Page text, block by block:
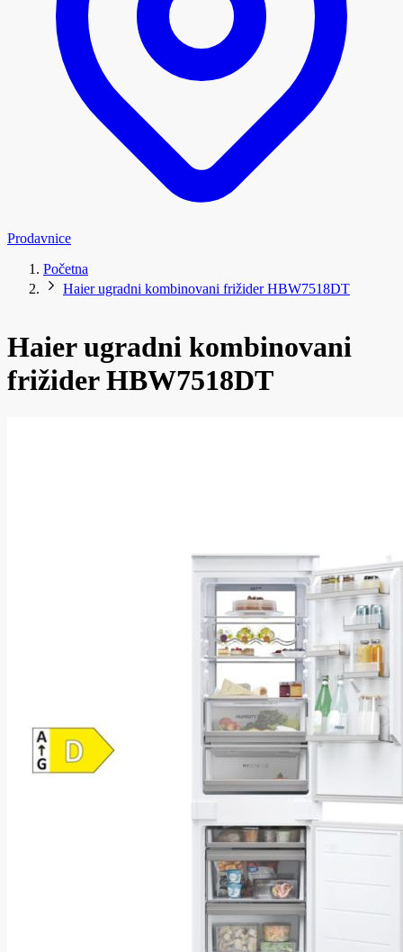
Prodavnice
Početna
Haier ugradni kombinovani frižider HBW7518DT
Haier ugradni kombinovani
frižider HBW7518DT